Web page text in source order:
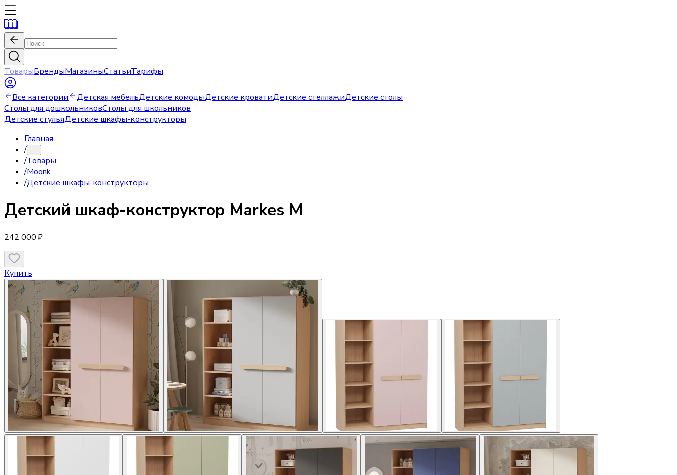
ТоварыБрендыМагазиныСтатьиТарифы
Все категории Детская мебельДетские комодыДетские кроватиДетские стеллажиДетские столы
Столы для дошкольниковСтолы для школьников
Детские стульяДетские шкафы-конструкторы
Главная
/ …
/Товары
/Moonk
/Детские шкафы-конструкторы
Детский шкаф-конструктор Markes M
242 000 ₽
Купить